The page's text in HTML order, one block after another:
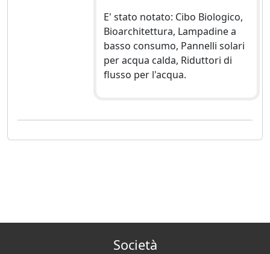
E' stato notato: Cibo Biologico,
Bioarchitettura, Lampadine a
basso consumo, Pannelli solari
per acqua calda, Riduttori di
flusso per l'acqua.
Società